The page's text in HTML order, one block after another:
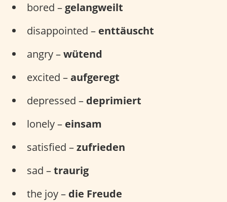
bored – gelangweilt
disappointed – enttäuscht
angry –wütend
excited –aufgeregt
depressed – deprimiert
lonely – einsam
satisfied –zufrieden
sad –traurig
the joy – die Freude